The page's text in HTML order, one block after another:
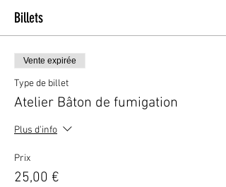
Billets
Vente expirée
Type de billet
Atelier Bâton de fumigation
Plus d'info
Prix
25,00 €